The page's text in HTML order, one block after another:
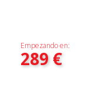
Empezando en:
289€